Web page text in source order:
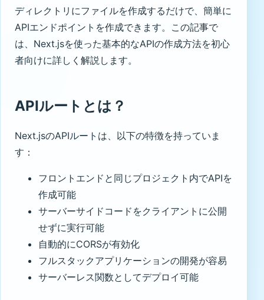
ディレクトリにファイルを作成するだけで、簡単に
APIエンドポイントを作成できます。この記事で
は、Next.jsを使った基本的なAPIの作成方法を初心
者向けに詳しく解説します。
APIルートとは？
Next.jsのAPIルートは、以下の特徴を持っていま
す：
フロントエンドと同じプロジェクト内でAPIを
作成可能
サーバーサイドコードをクライアントに公開
せずに実行可能
自動的にCORSが有効化
フルスタックアプリケーションの開発が容易
サーバーレス関数としてデプロイ可能